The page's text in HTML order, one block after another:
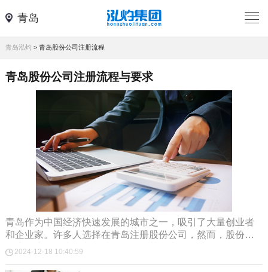
青岛
青岛泓灼 > 青岛股份公司注册流程
青岛股份公司注册流程与要求
青岛作为中国经济快速发展的城市之一，吸引了大量创业者
和企业家。许多人选择在青岛注册股份公司，然而，股份公
司注册流程较为复杂，涉及多个环节。为了帮助打算...
2024-12-18 10:40:59